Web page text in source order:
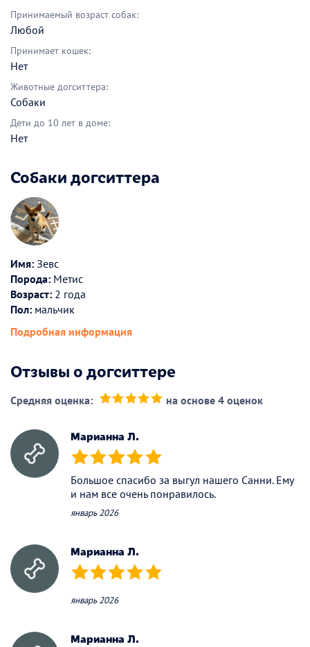
Принимаемый возраст собак:
Любой
Принимает кошек:
Нет
Животные догситтера:
Собаки
Дети до 10 лет в доме:
Нет
Собаки догситтера
Имя: Зевс
Порода: Метис
Возраст: 2 года
Пол: мальчик
Подробная информация
Отзывы о догситтере
Средняя оценка: на основе 4 оценок
Марианна Л.
(*) (*) (*) (*) (*)
Большое спасибо за выгул нашего Санни. Ему
и нам все очень понравилось.
январь 2026
Марианна Л.
(*) (*) (*) (*) (*)
январь 2026
Марианна Л.